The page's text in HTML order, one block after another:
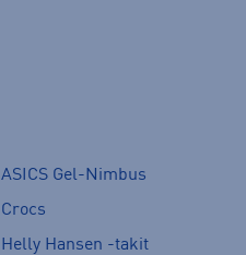
ASICS Gel-Nimbus
Crocs
Helly Hansen -takit